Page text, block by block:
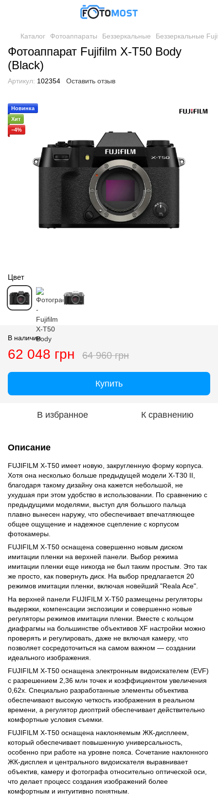
Каталог Фотоаппараты Беззеркальные Беззеркальные
Фотоаппарат Fujifilm X-T50 Body
(Black)
Артикул: 102354 Оставить отзыв
Новинка
Хит
−4%
Цвет
В наличии
62 048 грн 64 960 грн
Купить
В избранное К сравнению
Описание
FUJIFILM X-T50 имеет новую, закругленную форму корпуса.
Хотя она несколько больше предыдущей модели X-T30 II,
благодаря такому дизайну она кажется небольшой, не
ухудшая при этом удобство в использовании. По сравнению с
предыдущими моделями, выступ для большого пальца
плавно вынесен наружу, что обеспечивает впечатляющее
общее ощущение и надежное сцепление с корпусом
фотокамеры.
FUJIFILM X-T50 оснащена совершенно новым диском
имитации пленки на верхней панели. Выбор режима
имитации пленки еще никогда не был таким простым. Это так
же просто, как повернуть диск. На выбор предлагается 20
режимов имитации пленки, включая новейший "Reala Ace".
На верхней панели FUJIFILM X-T50 размещены регуляторы
выдержки, компенсации экспозиции и совершенно новые
регуляторы режимов имитации пленки. Вместе с кольцом
диафрагмы на большинстве объективов XF настройки можно
проверять и регулировать, даже не включая камеру, что
позволяет сосредоточиться на самом важном — создании
идеального изображения.
FUJIFILM X-T50 оснащена электронным видоискателем (EVF)
с разрешением 2,36 млн точек и коэффициентом увеличения
0,62x. Специально разработанные элементы объектива
обеспечивают высокую четкость изображения в реальном
времени, а регулятор диоптрий обеспечивает действительно
комфортные условия съемки.
FUJIFILM X-T50 оснащена наклоняемым ЖК-дисплеем,
который обеспечивает повышенную универсальность,
особенно при работе на уровне пояса. Сочетание наклонного
ЖК-дисплея и центрального видоискателя выравнивает
объектив, камеру и фотографа относительно оптической оси,
что делает процесс создания изображений более
комфортным и интуитивно понятным.